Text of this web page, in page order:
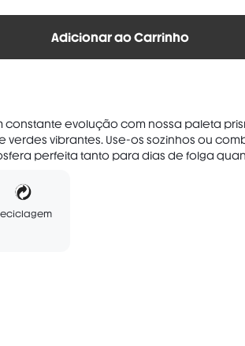
Adicionar ao Carrinho
constante evolução com nossa paleta
verdes vibrantes. Use-os sozinhos ou
perfeita tanto para dias de folga